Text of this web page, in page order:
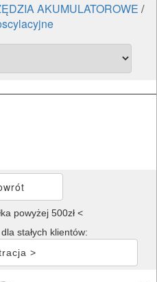
AKUMULATOROWE /
powyżej 500zł <
stałych klientów:
>